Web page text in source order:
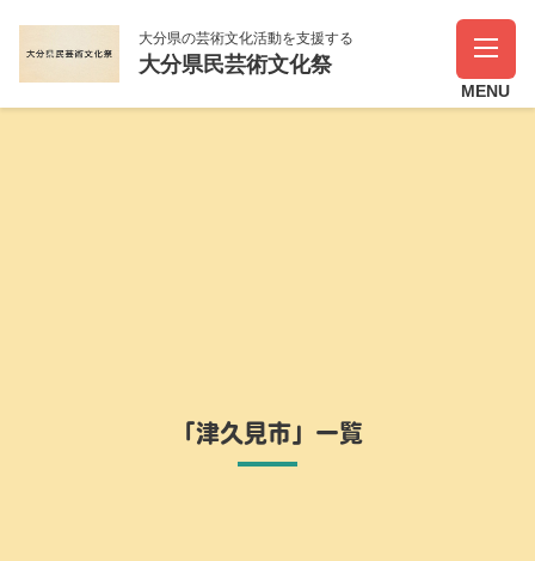
大分県の芸術文化活動を支援する
大分県民芸術文化祭
「津久見市」一覧